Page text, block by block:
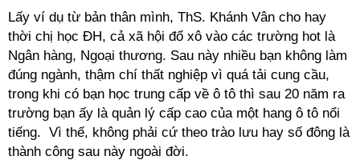
Lấy ví dụ từ bản thân mình, ThS. Khánh Vân cho hay
thời chị học ĐH, cả xã hội đổ xô vào các trường hot là
Ngân hàng, Ngoại thương. Sau này nhiều bạn không làm
đúng ngành, thậm chí thất nghiệp vì quá tải cung cầu,
trong khi có bạn học trung cấp về ô tô thì sau 20 năm ra
trường bạn ấy là quản lý cấp cao của một hang ô tô nổi
tiếng. Vì thế, không phải cứ theo trào lưu hay số đông là
thành công sau này ngoài đời.